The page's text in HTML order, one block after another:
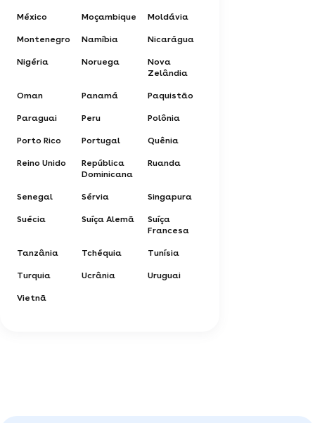
México Moçambique Moldávia
Montenegro Namíbia Nicarágua
Nigéria Noruega
Nova
Zelândia
Oman Panamá Paquistão
Paraguai Peru Polônia
Porto Rico Portugal Quênia
Reino Unido
República
Dominicana
Ruanda
Senegal Sérvia Singapura
Suécia Suíça Alemã
Suíça
Francesa
Tanzânia Tchéquia Tunísia
Turquia Ucrânia Uruguai
Vietnã